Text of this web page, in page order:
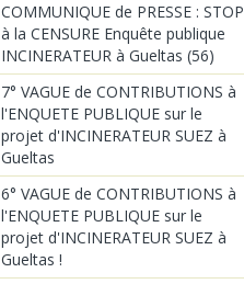
COMMUNIQUE de PRESSE : STOP
à la CENSURE Enquête publique
INCINERATEUR à Gueltas (56)
7° VAGUE de CONTRIBUTIONS à
l'ENQUETE PUBLIQUE sur le
projet d'INCINERATEUR SUEZ à
Gueltas
6° VAGUE de CONTRIBUTIONS à
l'ENQUETE PUBLIQUE sur le
projet d'INCINERATEUR SUEZ à
Gueltas !